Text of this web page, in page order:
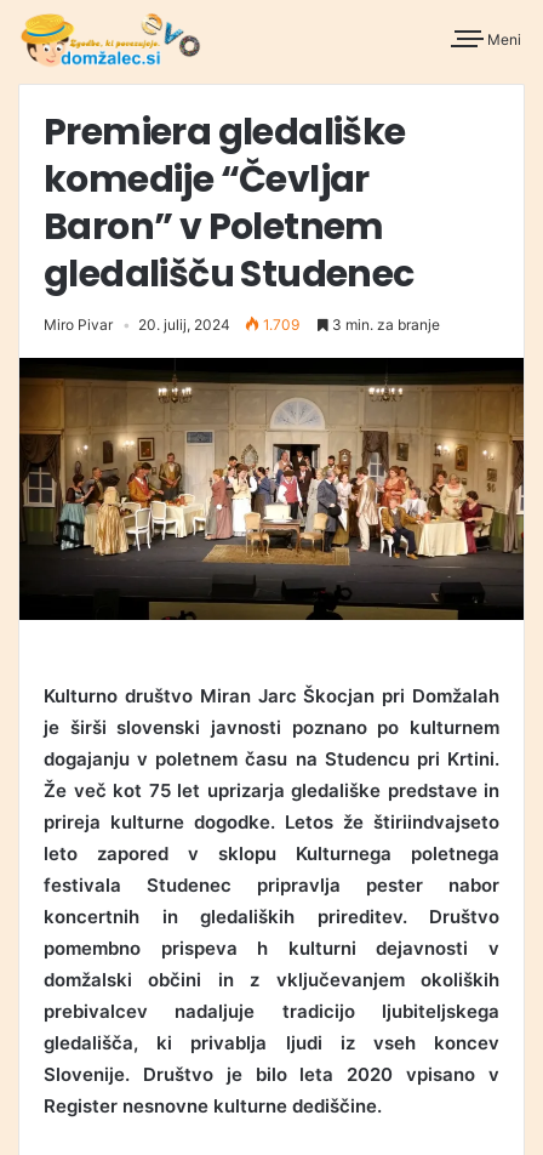
Meni
Premiera gledališke
komedije “Čevljar
Baron” v Poletnem
gledališču Studenec
Miro Pivar 20. julij, 2024 1.709 3 min. za branje
Kulturno društvo Miran Jarc Škocjan pri Domžalah
je širši slovenski javnosti poznano po kulturnem
dogajanju v poletnem času na Studencu pri Krtini.
Že več kot 75 let uprizarja gledališke predstave in
prireja kulturne dogodke. Letos že štiriindvajseto
leto zapored v sklopu Kulturnega poletnega
festivala Studenec pripravlja pester nabor
koncertnih in gledaliških prireditev. Društvo
pomembno prispeva h kulturni dejavnosti v
domžalski občini in z vključevanjem okoliških
prebivalcev nadaljuje tradicijo ljubiteljskega
gledališča, ki privablja ljudi iz vseh koncev
Slovenije. Društvo je bilo leta 2020 vpisano v
Register nesnovne kulturne dediščine.